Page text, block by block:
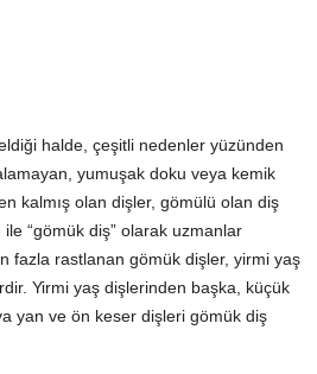
halde, çeşitli nedenler yüzünden
yumuşak doku veya kemik
kalmış olan dişler, gömülü olan diş
“gömük diş” olarak uzmanlar
fazla rastlanan gömük dişler, yirmi yaş
Yirmi yaş dişlerinden başka, küçük
yan ve ön keser dişleri gömük diş